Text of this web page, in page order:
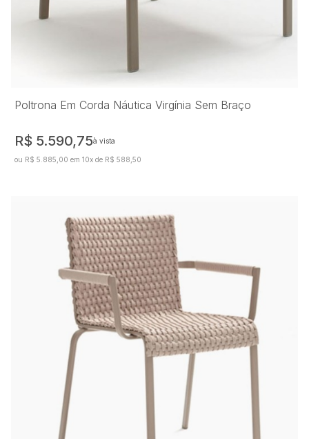
Poltrona Em Corda Náutica Virgínia Sem Braço
R$ 5.590,75à vista
ou R$ 5.885,00 em 10x de R$ 588,50